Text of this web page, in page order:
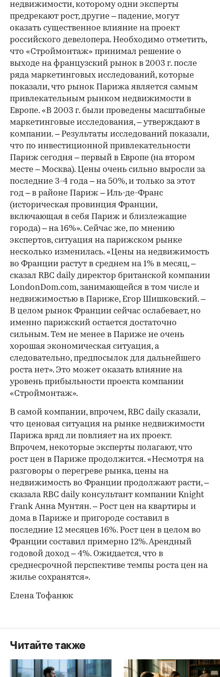
недвижимости, которому одни эксперты
предрекают рост, другие – падение, могут
оказать существенное влияние на проект
российского девелопера. Необходимо отметить,
что «Строймонтаж» принимал решение о
выходе на французский рынок в 2003 г. после
ряда маркетинговых исследований, которые
показали, что рынок Парижа является самым
привлекательным рынком недвижимости в
Европе. «В 2003 г. были проведены масштабные
маркетинговые исследования, – утверждают в
компании. – Результаты исследований показали,
что по инвестиционной привлекательности
Париж сегодня – первый в Европе (на втором
месте – Москва). Цены очень сильно выросли за
последние 3-4 года – на 50%, и только за этот
год – в районе Париж – Иль-де-Франс
(историческая провинция Франции,
включающая в себя Париж и близлежащие
города) – на 16%». Сейчас же, по мнению
экспертов, ситуация на парижском рынке
несколько изменилась. «Цены на недвижимость
во Франции растут в среднем на 1% в месяц, –
сказал RBC daily директор британской компании
LondonDom.com, занимающейся в том числе и
недвижимостью в Париже, Егор Шишковский. –
В целом рынок Франции сейчас ослабевает, но
именно парижский остается достаточно
сильным. Тем не менее в Париже не очень
хорошая экономическая ситуация, а
следовательно, предпосылок для дальнейшего
роста нет». Это может оказать влияние на
уровень прибыльности проекта компании
«Строймонтаж».
В самой компании, впрочем, RBC daily сказали,
что ценовая ситуация на рынке недвижимости
Парижа вряд ли повлияет на их проект.
Впрочем, некоторые эксперты полагают, что
рост цен в Париже продолжится. «Несмотря на
разговоры о перегреве рынка, цены на
недвижимость во Франции продолжают расти, –
сказала RBC daily консультант компании Knight
Frank Анна Мунтян. – Рост цен на квартиры и
дома в Париже и пригороде составил в
последние 12 месяцев 16%. Рост цен в целом во
Франции составил примерно 12%. Арендный
годовой доход – 4%. Ожидается, что в
среднесрочной перспективе темпы роста цен на
жилье сохранятся».
Елена Тофанюк
Читайте также